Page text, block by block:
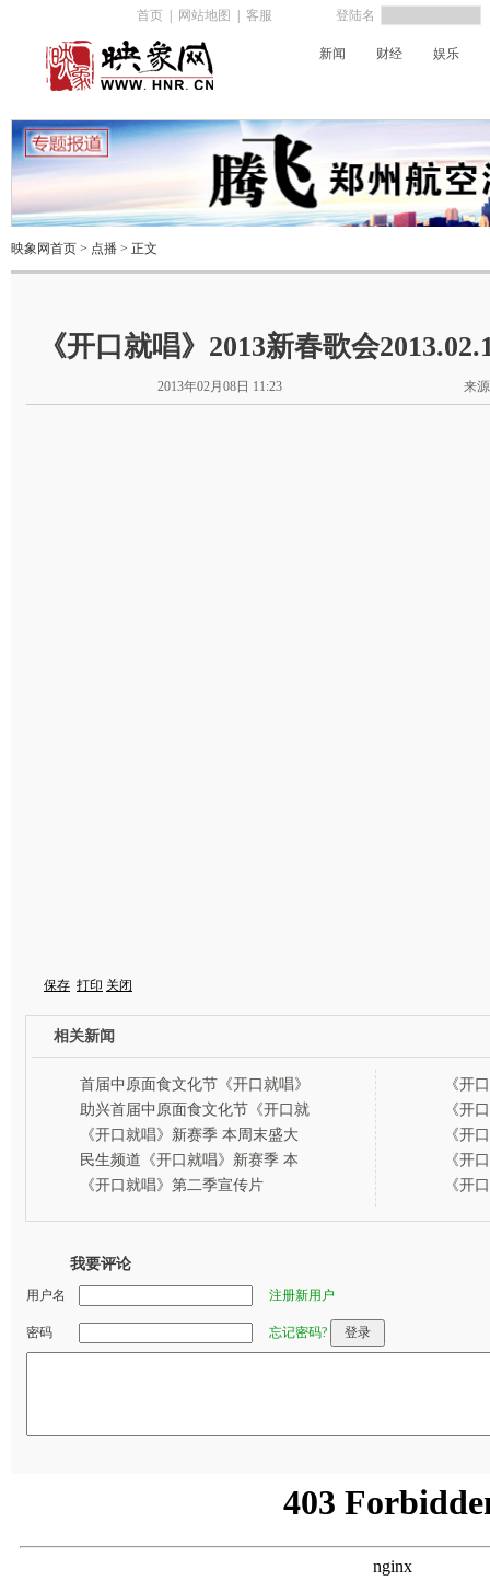
首页 网站地图 客服 登陆名
新闻 财经 娱乐
映象网首页 > 点播 > 正文
《开口就唱》2013新春歌会
福来欢唱
2013年02月08日 11:23 来
保存 打印 关闭
相关新闻
首届中原面食文化节《开口就唱》
走进延津
助兴首届中原面食文化节《开口就
唱》走进延津受热捧
《开口就唱》新赛季 本周末盛大
开幕
民生频道《开口就唱》新赛季 本
周末盛大开幕
《开口就唱》第二季宣传片
《开
魅力
《开
福来
《开
福来
《开
《开
福来
我要评论
用户名 注册新用户
密码 忘记密码?